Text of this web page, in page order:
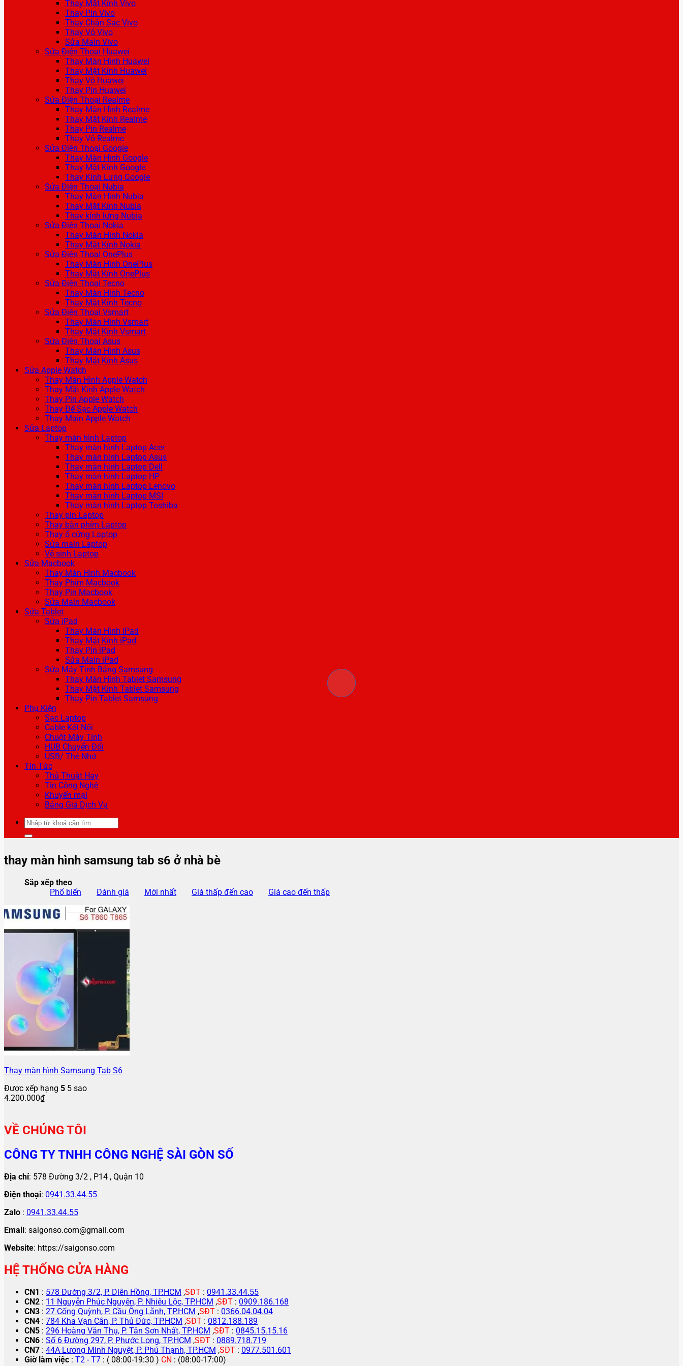
Thay Mặt Kính Vivo
Thay Pin Vivo
Thay Chân Sạc Vivo
Thay Vỏ Vivo
Sửa Main Vivo
Sửa Điện Thoại Huawei
Thay Màn Hình Huawei
Thay Mặt Kính Huawei
Thay Vỏ Huawei
Thay Pin Huawei
Sửa Điện Thoại Realme
Thay Màn Hình Realme
Thay Mặt Kính Realme
Thay Pin Realme
Thay Vỏ Realme
Sửa Điện Thoại Google
Thay Màn Hình Google
Thay Mặt Kính Google
Thay Kính Lưng Google
Sửa Điện Thoại Nubia
Thay Màn Hình Nubia
Thay Mặt Kính Nubia
Thay kính lưng Nubia
Sửa Điện Thoại Nokia
Thay Màn Hình Nokia
Thay Mặt Kính Nokia
Sửa Điện Thoại OnePlus
Thay Màn Hình OnePlus
Thay Mặt Kính OnePlus
Sửa Điện Thoại Tecno
Thay Màn Hình Tecno
Thay Mặt Kính Tecno
Sửa Điện Thoại Vsmart
Thay Màn Hình Vsmart
Thay Mặt Kính Vsmart
Sửa Điện Thoại Asus
Thay Màn Hình Asus
Thay Mặt Kính Asus
Sửa Apple Watch
Thay Màn Hình Apple Watch
Thay Mặt Kính Apple Watch
Thay Pin Apple Watch
Thay Đế Sạc Apple Watch
Thay Main Apple Watch
Sửa Laptop
Thay màn hình Laptop
Thay màn hình Laptop Acer
Thay màn hình Laptop Asus
Thay màn hình Laptop Dell
Thay màn hình Laptop HP
Thay màn hình Laptop Lenovo
Thay màn hình Laptop MSI
Thay màn hình Laptop Toshiba
Thay pin Laptop
Thay bàn phím Laptop
Thay ổ cứng Laptop
Sửa main Laptop
Vệ sinh Laptop
Sửa Macbook
Thay Màn Hình Macbook
Thay Phím Macbook
Thay Pin Macbook
Sửa Main Macbook
Sửa Tablet
Sửa iPad
Thay Màn Hình iPad
Thay Mặt Kính iPad
Thay Pin iPad
Sửa Main iPad
Sửa Máy Tính Bảng Samsung
Thay Màn Hình Tablet Samsung
Thay Mặt Kính Tablet Samsung
Thay Pin Tablet Samsung
Phụ Kiện
Sạc Laptop
Cable Kết Nối
Chuột Máy Tính
HUB Chuyển Đổi
USB/ Thẻ Nhớ
Tin Tức
Thủ Thuật Hay
Tin Công Nghệ
Khuyến mại
Bảng Giá Dịch Vụ
Tìm
kiếm:
thay màn hình samsung tab s6 ở nhà bè
Sắp xếp theo
Phổ biến
Đánh giá Mới nhất Giá thấp đến cao Giá cao đến thấp
Thay màn hình Samsung Tab S6
Được xếp hạng 5 5 sao
4.200.000₫
VỀ CHÚNG TÔI
CÔNG TY TNHH CÔNG NGHỆ SÀI GÒN SỐ
Địa chỉ: 578 Đường 3/2 , P14 , Quận 10
Điện thoại: 0941.33.44.55
Zalo : 0941.33.44.55
Email: saigonso.com@gmail.com
Website: https://saigonso.com
HỆ THỐNG CỬA HÀNG
CN1 : 578 Đường 3/2, P. Diên Hồng, TP.HCM ,SĐT : 0941.33.44.55
CN2 : 11 Nguyễn Phúc Nguyên, P. Nhiêu Lộc, TP.HCM ,SĐT : 0909.186.168
CN3 : 27 Cống Quỳnh, P. Cầu Ông Lãnh, TP.HCM ,SĐT : 0366.04.04.04
CN4 : 784 Kha Vạn Cân, P. Thủ Đức, TP.HCM ,SĐT : 0812.188.189
CN5 : 296 Hoàng Văn Thụ, P. Tân Sơn Nhất, TP.HCM ,SĐT : 0845.15.15.16
CN6 : Số 6 Đường 297, P. Phước Long, TP.HCM ,SĐT : 0889.718.719
CN7 : 44A Lương Minh Nguyệt, P. Phú Thạnh, TP.HCM ,SĐT : 0977.501.601
Giờ làm việc : T2 - T7 : ( 08:00-19:30 ) CN : (08:00-17:00)